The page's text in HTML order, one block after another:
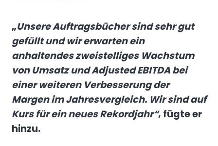
„Unsere Auftragsbücher sind sehr gut
gefüllt und wir erwarten ein
anhaltendes zweistelliges Wachstum
von Umsatz und Adjusted EBITDA bei
einer weiteren Verbesserung der
Margen im Jahresvergleich. Wir sind auf
Kurs für ein neues Rekordjahr“, fügte er
hinzu.